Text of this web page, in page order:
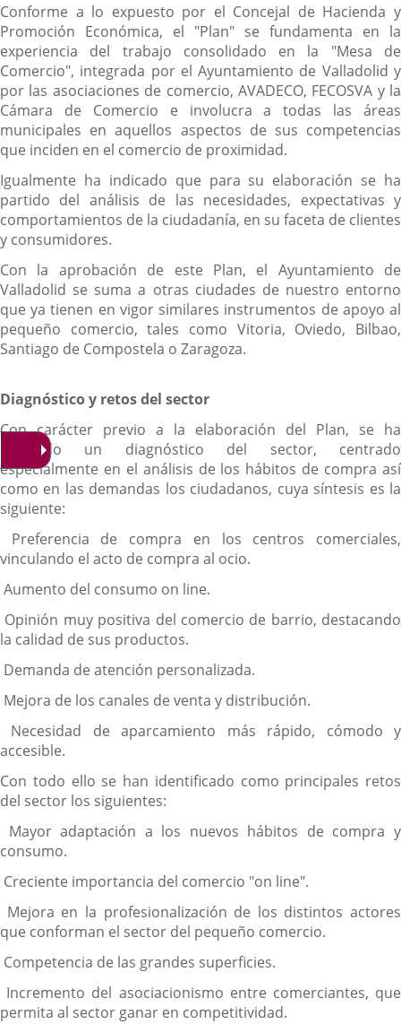
Conforme a lo expuesto por el Concejal de Hacienda y
Promoción Económica, el "Plan" se fundamenta en la
experiencia del trabajo consolidado en la "Mesa de
Comercio", integrada por el Ayuntamiento de Valladolid y
por las asociaciones de comercio, AVADECO, FECOSVA y la
Cámara de Comercio e involucra a todas las áreas
municipales en aquellos aspectos de sus competencias
que inciden en el comercio de proximidad.
Igualmente ha indicado que para su elaboración se ha
partido del análisis de las necesidades, expectativas y
comportamientos de la ciudadanía, en su faceta de clientes
y consumidores.
Con la aprobación de este Plan, el Ayuntamiento de
Valladolid se suma a otras ciudades de nuestro entorno
que ya tienen en vigor similares instrumentos de apoyo al
pequeño comercio, tales como Vitoria, Oviedo, Bilbao,
Santiago de Compostela o Zaragoza.
Diagnóstico y retos del sector
Con carácter previo a la elaboración del Plan, se ha
realizado un diagnóstico del sector, centrado
especialmente en el análisis de los hábitos de compra así
como en las demandas los ciudadanos, cuya síntesis es la
siguiente:
­ Preferencia de compra en los centros comerciales,
vinculando el acto de compra al ocio.
­ Aumento del consumo on line.
­ Opinión muy positiva del comercio de barrio, destacando
la calidad de sus productos.
­ Demanda de atención personalizada.
­ Mejora de los canales de venta y distribución.
­ Necesidad de aparcamiento más rápido, cómodo y
accesible.
Con todo ello se han identificado como principales retos
del sector los siguientes:
­ Mayor adaptación a los nuevos hábitos de compra y
consumo.
­ Creciente importancia del comercio "on line".
­ Mejora en la profesionalización de los distintos actores
que conforman el sector del pequeño comercio.
­ Competencia de las grandes superficies.
­ Incremento del asociacionismo entre comerciantes, que
permita al sector ganar en competitividad.